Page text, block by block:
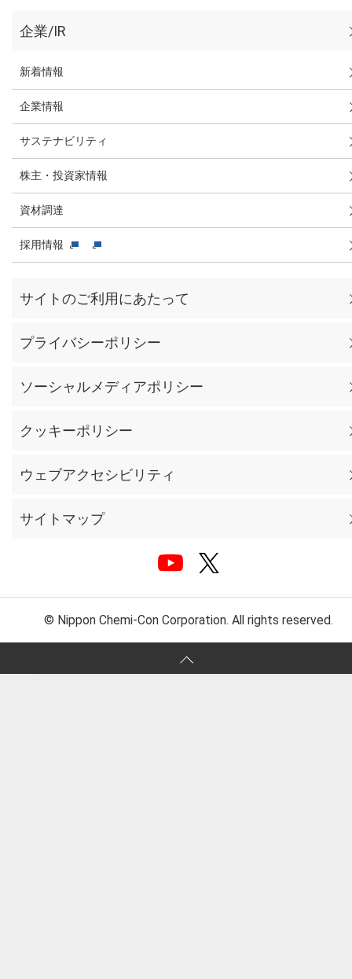
企業/IR
新着情報
企業情報
サステナビリティ
株主・投資家情報
資材調達
採用情報
サイトのご利用にあたって
プライバシーポリシー
ソーシャルメディアポリシー
クッキーポリシー
ウェブアクセシビリティ
サイトマップ
© Nippon Chemi-Con Corporation. All rights reserved.